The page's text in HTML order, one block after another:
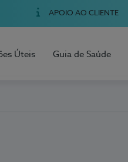
APOIO AO CLIENTE
Úteis Guia de Saúde